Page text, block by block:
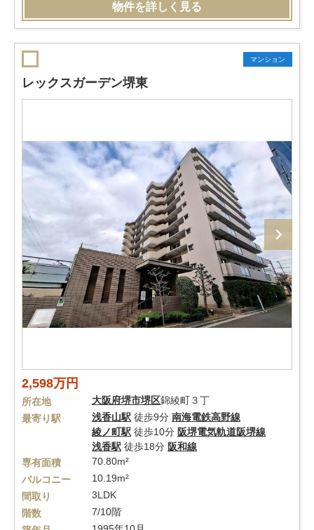
物件を詳しく見る
マンション
レックスガーデン堺東
2,598万円
所在地 大阪府堺市堺区錦綾町３丁
最寄り駅
浅香山駅 徒歩9分 南海電鉄高野線
綾ノ町駅 徒歩10分 阪堺電気軌道阪堺線
浅香駅 徒歩18分 阪和線
専有面積
70.80m²
バルコニー
10.19m²
間取り
3LDK
階数
7/10階